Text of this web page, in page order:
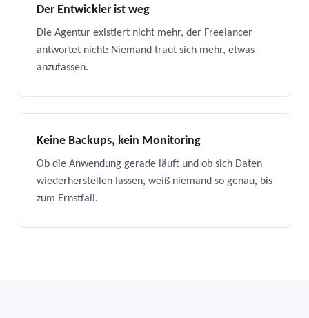
Der Entwickler ist weg
Die Agentur existiert nicht mehr, der Freelancer
antwortet nicht: Niemand traut sich mehr, etwas
anzufassen.
Keine Backups, kein Monitoring
Ob die Anwendung gerade läuft und ob sich Daten
wiederherstellen lassen, weiß niemand so genau, bis
zum Ernstfall.